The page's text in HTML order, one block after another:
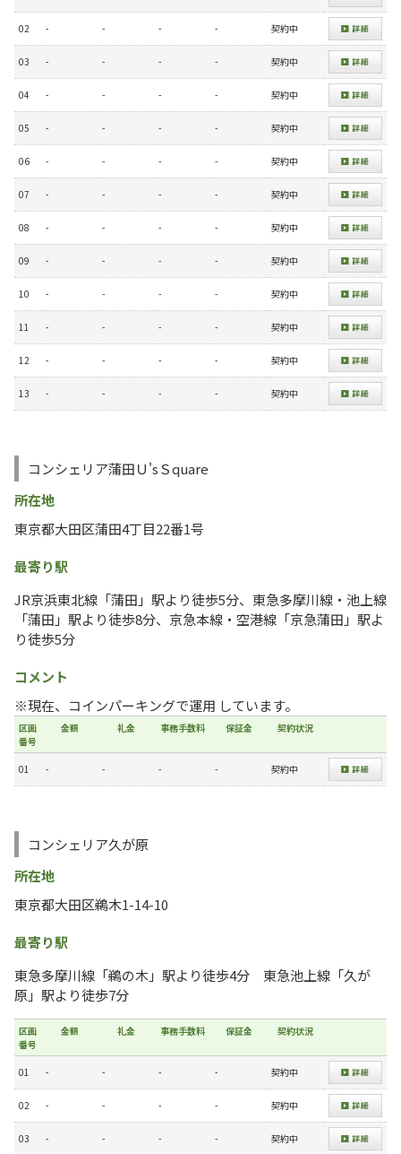
02 - - - - 契約中
03 - - - - 契約中
04 - - - - 契約中
05 - - - - 契約中
06 - - - - 契約中
07 - - - - 契約中
08 - - - - 契約中
09 - - - - 契約中
10 - - - - 契約中
11 - - - - 契約中
12 - - - - 契約中
13 - - - - 契約中
コンシェリア蒲田Ｕ'sＳquare
所在地
東京都大田区蒲田4丁目22番1号
最寄り駅
JR京浜東北線「蒲田」駅より徒歩5分、東急多摩川線・池上線
「蒲田」駅より徒歩8分、京急本線・空港線「京急蒲田」駅よ
り徒歩5分
コメント
※現在、コインパーキングで運用 しています。
区画
番号
金額 礼金 事務手数料 保証金 契約状況
01 - - - - 契約中
コンシェリア久が原
所在地
東京都大田区鵜木1-14-10
最寄り駅
東急多摩川線「鵜の木」駅より徒歩4分 東急池上線「久が
原」駅より徒歩7分
区画
番号
金額 礼金 事務手数料 保証金 契約状況
01 - - - - 契約中
02 - - - - 契約中
03 - - - - 契約中